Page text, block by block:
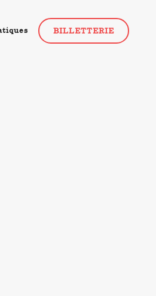
BILLETTERIE